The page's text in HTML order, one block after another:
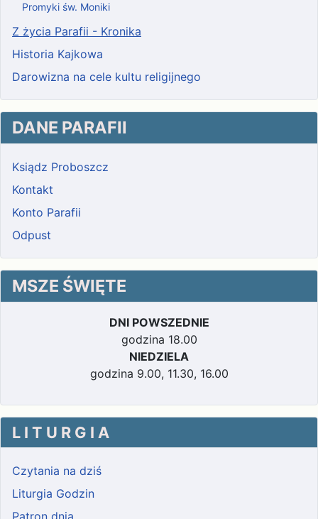
Promyki św. Moniki
Z życia Parafii - Kronika
Historia Kajkowa
Darowizna na cele kultu religijnego
DANE PARAFII
Ksiądz Proboszcz
Kontakt
Konto Parafii
Odpust
MSZE ŚWIĘTE
DNI POWSZEDNIE
godzina 18.00
NIEDZIELA
godzina 9.00, 11.30, 16.00
L I T U R G I A
Czytania na dziś
Liturgia Godzin
Patron dnia